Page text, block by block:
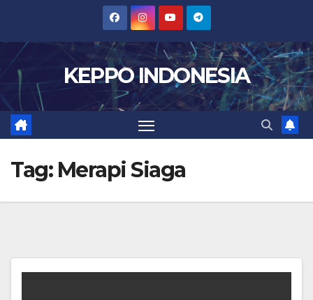
content
KEPPO INDONESIA
Tag: Merapi Siaga